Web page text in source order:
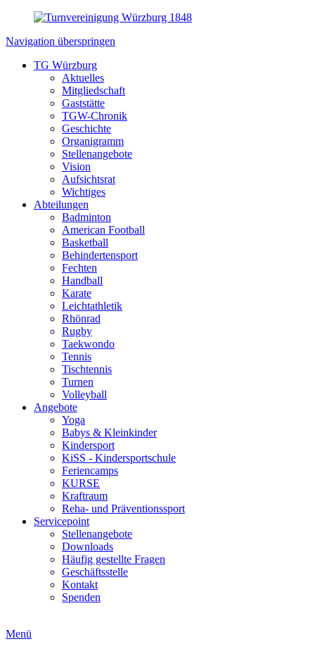
Navigation überspringen
TG Würzburg
Aktuelles
Mitgliedschaft
Gaststätte
TGW-Chronik
Geschichte
Organigramm
Stellenangebote
Vision
Aufsichtsrat
Wichtiges
Abteilungen
Badminton
American Football
Basketball
Behindertensport
Fechten
Handball
Karate
Leichtathletik
Rhönrad
Rugby
Taekwondo
Tennis
Tischtennis
Turnen
Volleyball
Angebote
Yoga
Babys & Kleinkinder
Kindersport
KiSS - Kindersportschule
Feriencamps
KURSE
Kraftraum
Reha- und Präventionssport
Servicepoint
Stellenangebote
Downloads
Häufig gestellte Fragen
Geschäftsstelle
Kontakt
Spenden
Menü